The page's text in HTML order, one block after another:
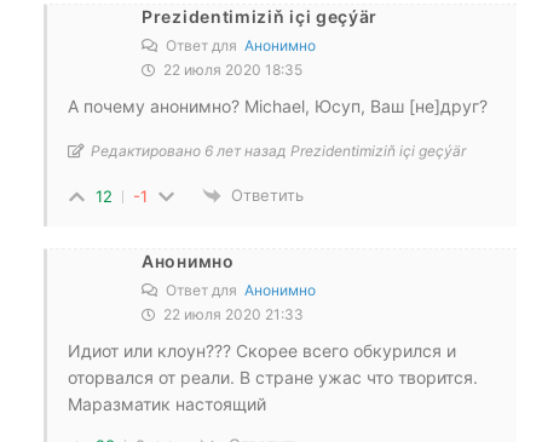
Prezidentimiziň içi geçýär
Ответ для Анонимно
22 июля 2020 18:35
А почему анонимно? Michael, Юсуп, Ваш [не]друг?
Редактировано 6 лет назад Prezidentimiziň içi geçýär
12 -1 Ответить
Анонимно
Ответ для Анонимно
22 июля 2020 21:33
Идиот или клоун??? Скорее всего обкурился и
оторвался от реали. В стране ужас что творится.
Маразматик настоящий